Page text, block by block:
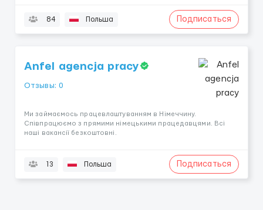
84 Польша Подписаться
Anfel agencja pracy
Отзывы: 0
Ми займаємось працевлаштуванням в Німеччину.
Співпрацюємо з прямими німецькими працедавцями. Всі
наші вакансії безкоштовні.
13 Польша Подписаться